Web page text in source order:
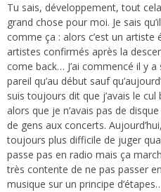
Tu sais, développement, tout
grand chose pour moi. Je sais
comme ça : alors c’est un artiste
artistes confirmés après la
come back… J’ai commencé il y
pareil qu’au début sauf
suis toujours dit que j’avais le
alors que je n’avais pas de
de gens aux concerts.
toujours plus difficile de juger
passe pas en radio mais ça
très contente de ne pas passer
musique sur un principe